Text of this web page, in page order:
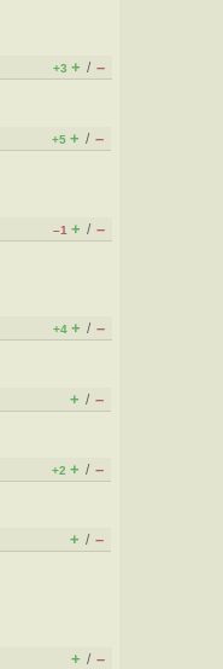
+3 + / –
+5 + / –
–1 + / –
+4 + / –
+ / –
+2 + / –
+ / –
+ / –